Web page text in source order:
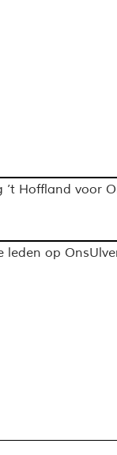
’t Hoffland voor
leden op